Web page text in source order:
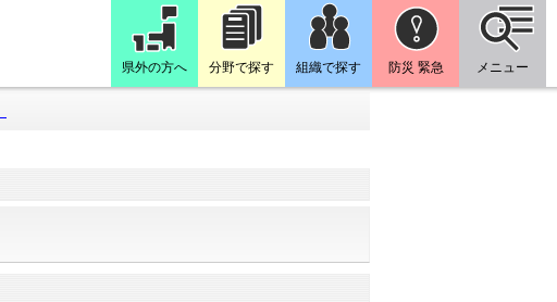
県外の方へ 分野で探す 組織で探す 防災 緊急 メニュー